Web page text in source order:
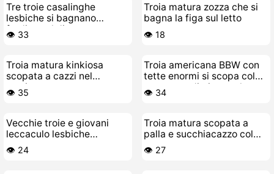
Tre troie casalinghe
lesbiche si bagnano
fradice sul divano
👁️ 33
Troia matura zozza che si
bagna la figa sul letto
👁️ 18
Troia matura kinkiosa
scopata a cazzi nel
seminterrato
👁️ 35
Troia americana BBW con
tette enormi si scopa col
suo cazzo di giocattolo
👁️ 34
Vecchie troie e giovani
leccaculo lesbiche
scopano senza freni e poi
pure di più
👁️ 24
Troia matura scopata a
palla e succhiacazzo col
suo stallone giovane
👁️ 27